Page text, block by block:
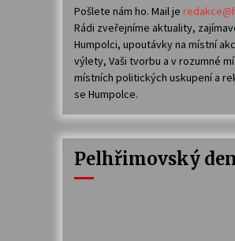
Pošlete nám ho. Mail je
Rádi zveřejníme aktuality,
Humpolci, upoutávky na místní
výlety, Vaši tvorbu a v rozumné
místních politických uskupení a
se Humpolce.
Pelhřimovský